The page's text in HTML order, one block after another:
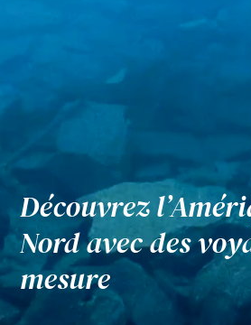
Découvrez
Nord avec des
mesure